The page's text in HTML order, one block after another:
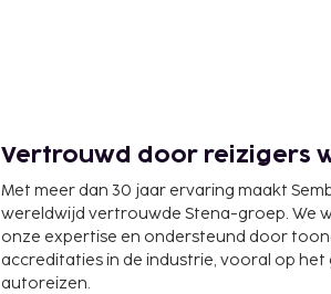
Vertrouwd door reizigers
Met meer dan 30 jaar ervaring maakt
wereldwijd vertrouwde Stena-groep. We
onze expertise en ondersteund door
accreditaties in de industrie, vooral op het
autoreizen.